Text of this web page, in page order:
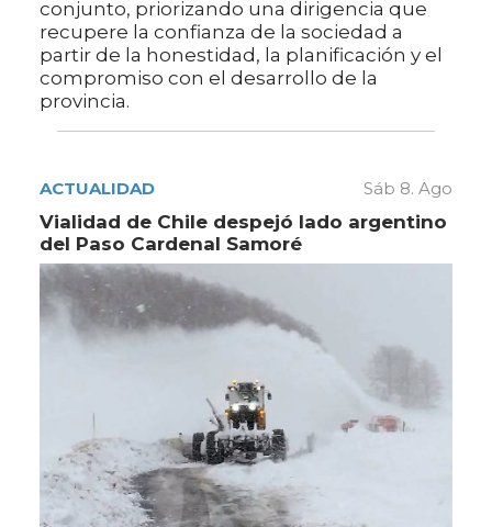
conjunto, priorizando una dirigencia que
recupere la confianza de la sociedad a
partir de la honestidad, la planificación y el
compromiso con el desarrollo de la
provincia.
ACTUALIDAD Sáb 8. Ago
Vialidad de Chile despejó lado argentino
del Paso Cardenal Samoré